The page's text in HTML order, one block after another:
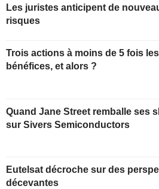
Les juristes anticipent de
risques
Trois actions à moins de 5 fois les
bénéfices, et alors ?
Quand Jane Street remballe ses
sur Sivers Semiconductors
Eutelsat décroche sur des
décevantes